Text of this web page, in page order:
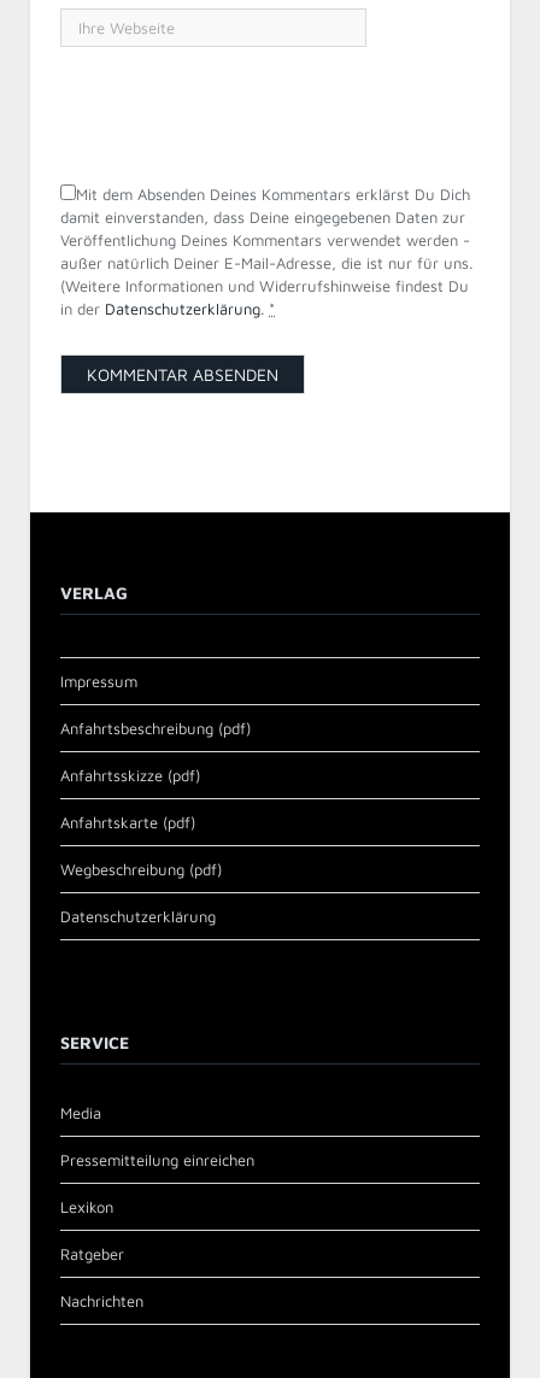
Mit dem Absenden Deines Kommentars erklärst Du Dich
damit einverstanden, dass Deine eingegebenen Daten zur
Veröffentlichung Deines Kommentars verwendet werden -
außer natürlich Deiner E-Mail-Adresse, die ist nur für uns.
(Weitere Informationen und Widerrufshinweise findest Du
in der Datenschutzerklärung. *
VERLAG
Impressum
Anfahrtsbeschreibung (pdf)
Anfahrtsskizze (pdf)
Anfahrtskarte (pdf)
Wegbeschreibung (pdf)
Datenschutzerklärung
SERVICE
Media
Pressemitteilung einreichen
Lexikon
Ratgeber
Nachrichten